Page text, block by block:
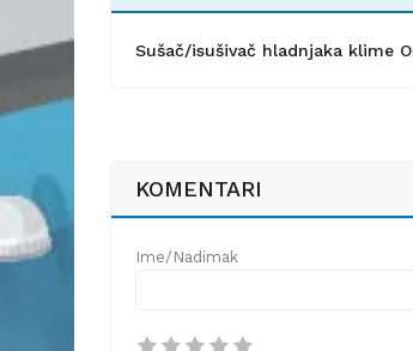
Sušač/isušivač hladnjaka klime
KOMENTARI
Ime/Nadimak